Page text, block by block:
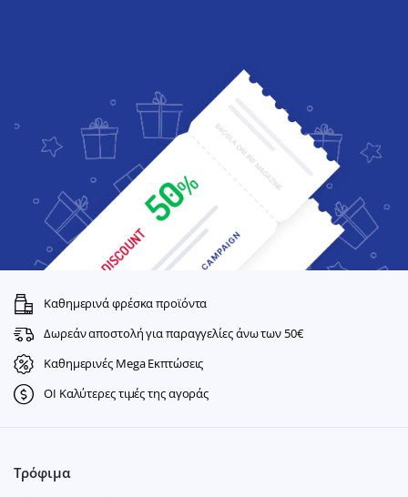
Καθημερινά φρέσκα προϊόντα
Δωρεάν αποστολή για παραγγελίες άνω των 50€
Καθημερινές Mega Εκπτώσεις
ΟΙ Καλύτερες τιμές της αγοράς
Τρόφιμα